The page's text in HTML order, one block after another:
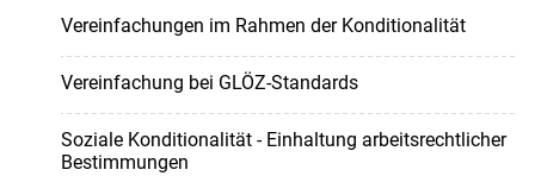
Vereinfachungen im Rahmen der Konditionalität
Vereinfachung bei GLÖZ-Standards
Soziale Konditionalität - Einhaltung arbeitsrechtlicher
Bestimmungen